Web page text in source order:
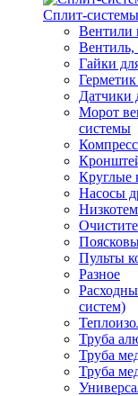
Сплит-
Вентили
Вентиль,
Гайки
Датчики
Морот
системы
Круглые
Насосы
Пульты
Разное
систем)
Труба
Труба
Труба